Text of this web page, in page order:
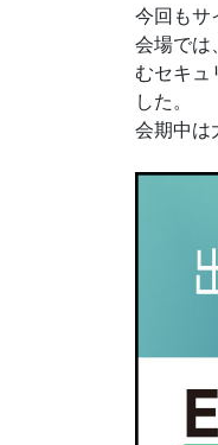
今回もサ
会場では、
むセキュ
した。
会期中は